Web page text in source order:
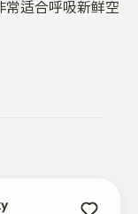
适合呼吸新鲜空
并且从高层可以